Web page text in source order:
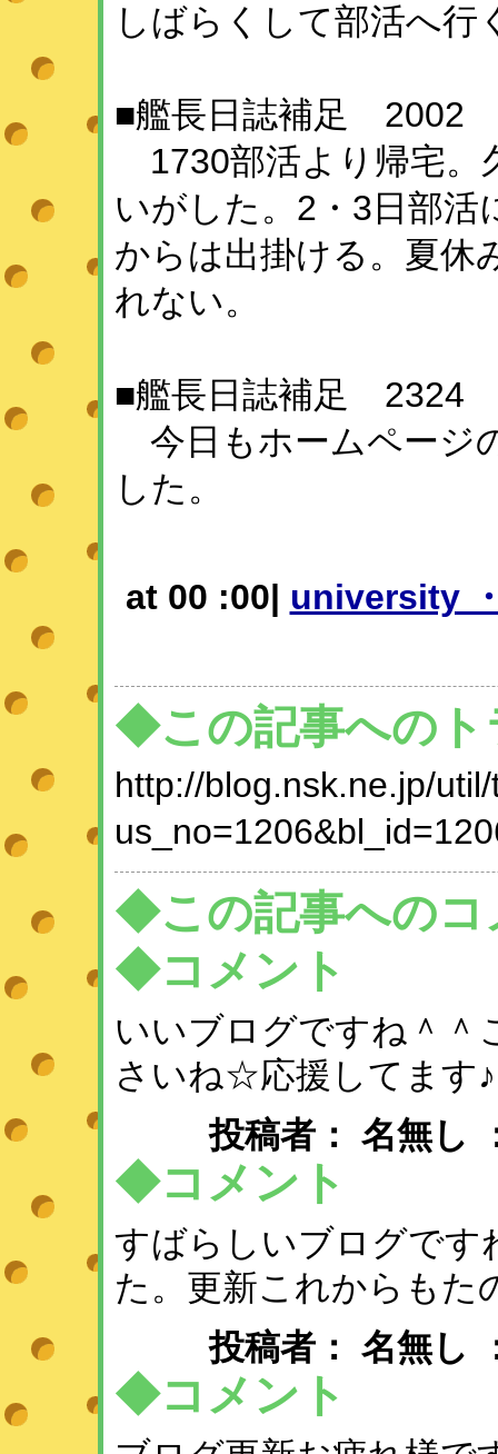
しばらくして部活へ行
■艦長日誌補足 2002
1730部活より帰宅。
いがした。2・3日部活
からは出掛ける。夏休
れない。
■艦長日誌補足 2324
今日もホームページ
した。
at 00 :00| university
◆この記事へのト
http://blog.nsk.ne.jp/
◆この記事へのコ
◆コメント
いいブログですね＾＾
さいね☆応援してます♪
投稿者： 名無し
◆コメント
すばらしいブログです
た。更新これからもた
投稿者： 名無し
◆コメント